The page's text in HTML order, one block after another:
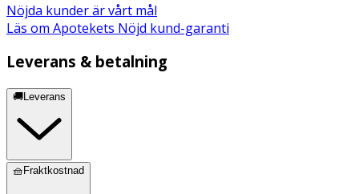
Nöjda kunder är vårt mål
Läs om Apotekets Nöjd kund-garanti
Leverans & betalning
🚚Leverans
🧺Fraktkostnad